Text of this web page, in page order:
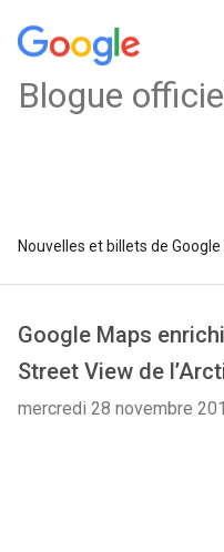
Blogue
Nouvelles et billets de Google
Google Maps
Street View de
mercredi 28 novembre